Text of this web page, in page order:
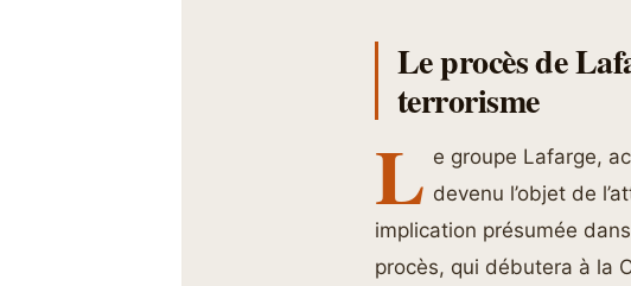
Le procès de
terrorisme
L e groupe Lafarge,
devenu l’objet de
implication présumée
procès, qui débutera à la